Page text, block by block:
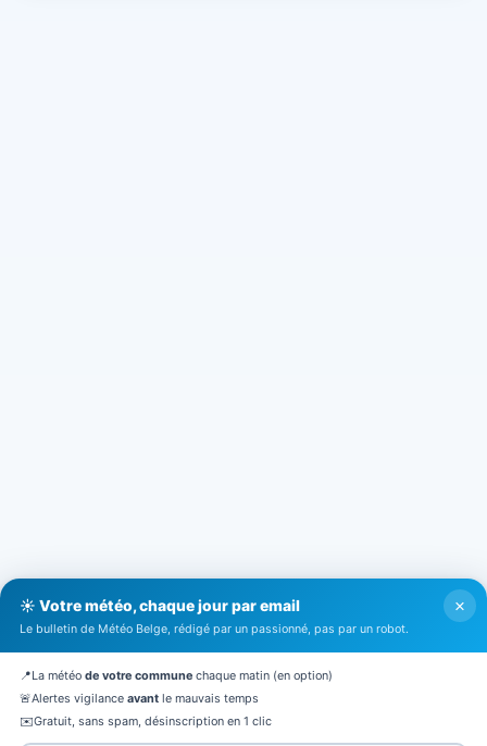
×
☀️ Votre météo, chaque jour par email
Le bulletin de Météo Belge, rédigé par un passionné, pas par un robot.
📍La météo de votre commune chaque matin (en option)
🚨Alertes vigilance avant le mauvais temps
✉️Gratuit, sans spam, désinscription en 1 clic